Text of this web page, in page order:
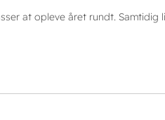
at opleve året rundt.